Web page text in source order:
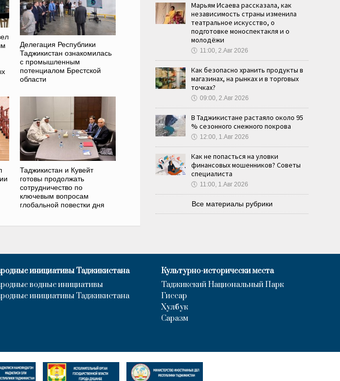
Делегация Республики
Таджикистан ознакомилась
с промышленным
потенциалом Брестской
области
Таджикистан и Кувейт
готовы продолжать
сотрудничество по
ключевым вопросам
глобальной повестки дня
Марьям Исаева рассказала, как
независимость страны изменила
театральное искусство, о
подготовке моноспектакля и о
молодёжи
🕔 11:00, 2.Авг 2026
Как безопасно хранить продукты в
магазинах, на рынках и в торговых
точках?
🕔 09:00, 2.Авг 2026
В Таджикистане растаяло около 95
% сезонного снежного покрова
🕔 12:00, 1.Авг 2026
Как не попасться на уловки
финансовых мошенников? Советы
специалиста
🕔 11:00, 1.Авг 2026
Все материалы рубрики
инициативы Таджикистана
водные инициативы
инициативы Таджикистана
Культурно-исторически места
Таджикский Национальный Парк
Гиссар
Хулбук
Саразм